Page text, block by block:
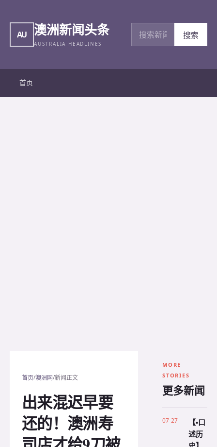
AU 澳洲新闻头条
AUSTRALIA HEADLINES
搜索新闻
搜索
首页
首页/澳洲网/新闻正文
出来混迟早要
还的！澳洲寿
MORE
STORIES
更多新闻
07-27
【•口
述历